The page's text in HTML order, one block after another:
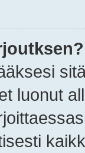
luonut